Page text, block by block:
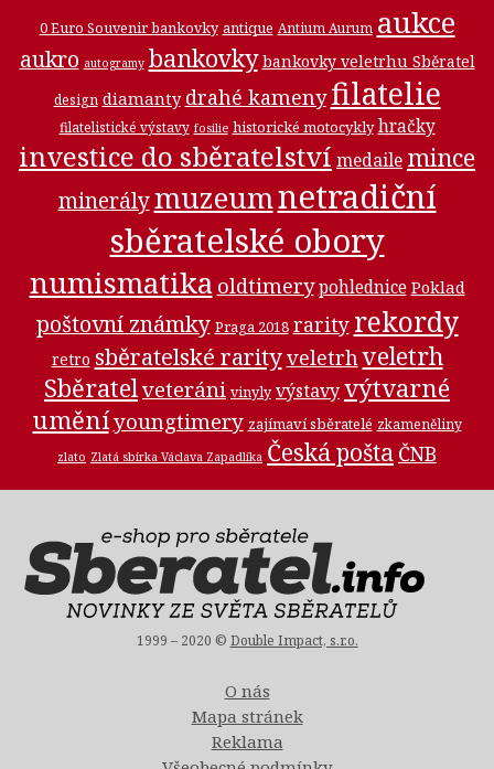
0 Euro Souvenir bankovky antique Antium Aurum aukce
aukro autogramy bankovky bankovky veletrhu Sběratel
design diamanty drahé kamenyfilatelie
filatelistické výstavy fosilie historické motocykly hračky
investice do sběratelství medaile mince
minerálymuzeumnetradiční
sběratelské obory
numismatika oldtimery pohlednice Poklad
poštovní známky Praga 2018 rarity rekordy
retro sběratelské rarityveletrhveletrh
Sběratelveteráni vinyly výstavyvýtvarné
uměníyoungtimery zajímaví sběratelé zkameněliny
zlato Zlatá sbírka Václava Zapadlíka Česká pošta ČNB
1999 – 2020 © Double Impact, s.r.o.
O nás
Mapa stránek
Reklama